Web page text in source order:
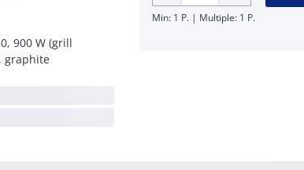
900 W (grill
graphite
Min: 1 P. | Multiple: 1 P.